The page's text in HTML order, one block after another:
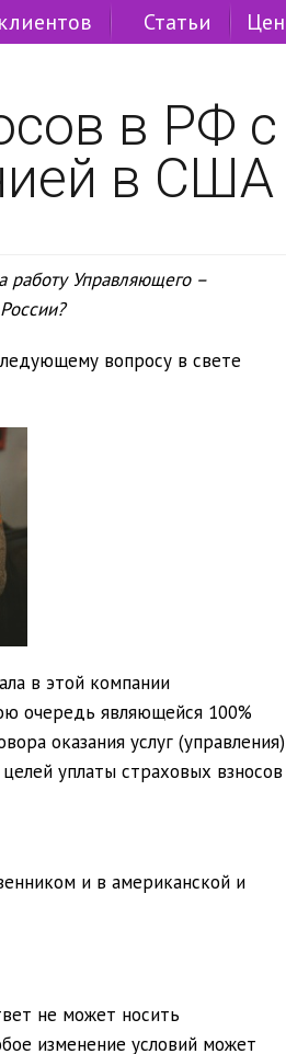
Статьи
в РФ
в США
Управляющего –
вопросу в свете
в этой компании
очередь являющейся 100%
оказания услуг (управления)
уплаты страховых взносов
и в американской и
не может носить
изменение условий может